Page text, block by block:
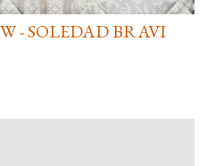
- SOLEDAD BRAVI